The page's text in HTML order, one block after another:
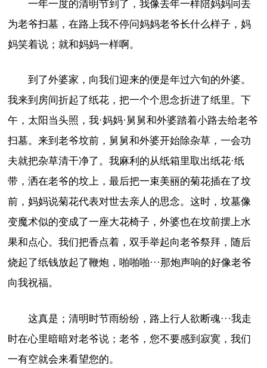
一年一度的清明节到了，我像去年一样陪妈妈同去
为老爷扫墓，在路上我不停问妈妈老爷长什么样子，妈
妈笑着说；就和妈妈一样啊。
到了外婆家，向我们迎来的便是年过六旬的外婆。
我来到房间折起了纸花，把一个个思念折进了纸里。下
午，太阳当头照，我·妈妈·舅舅和外婆踏着小路去给老爷
扫墓。来到老爷坟前，舅舅和外婆开始除杂草，一会功
夫就把杂草清干净了。我麻利的从纸箱里取出纸花·纸
带，洒在老爷的坟上，最后把一束美丽的菊花插在了坟
前，妈妈说菊花代表对世去亲人的思念。这时，坟墓像
变魔术似的变成了一座大花椅子，外婆也在坟前摆上水
果和点心。我们把香点着，双手举起向老爷祭拜，随后
烧起了纸钱放起了鞭炮，啪啪啪···那炮声响的好像老爷
向我祝福。
这真是；清明时节雨纷纷，路上行人欲断魂···我走
时在心里暗暗对老爷说；老爷，您不要感到寂寞，我们
一有空就会来看望您的。